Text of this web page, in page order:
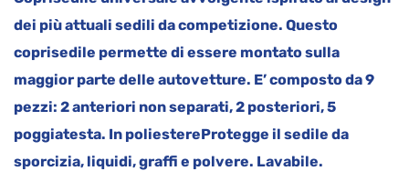
dei più attuali sedili da competizione. Questo
coprisedile permette di essere montato sulla
maggior parte delle autovetture. E’ composto da 9
pezzi: 2 anteriori non separati, 2 posteriori, 5
poggiatesta. In poliestereProtegge il sedile da
sporcizia, liquidi, graffi e polvere. Lavabile.